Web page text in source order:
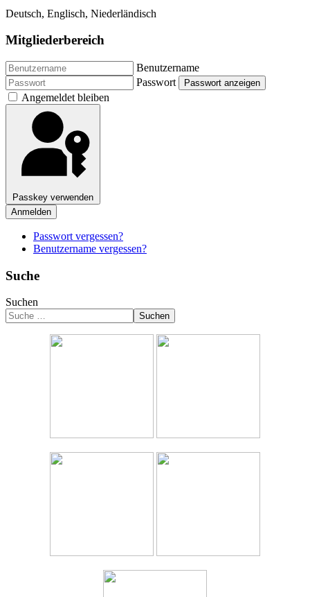
Deutsch, Englisch, Niederländisch
Mitgliederbereich
Benutzername
Passwort
Passwort anzeigen
Angemeldet bleiben
Passkey verwenden
Anmelden
Passwort vergessen?
Benutzername vergessen?
Suche
Suchen
Suchen